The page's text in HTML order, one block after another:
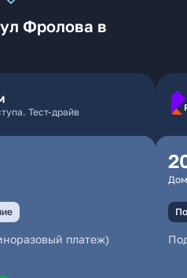
Фролова в
Тест-драйв
платеж)